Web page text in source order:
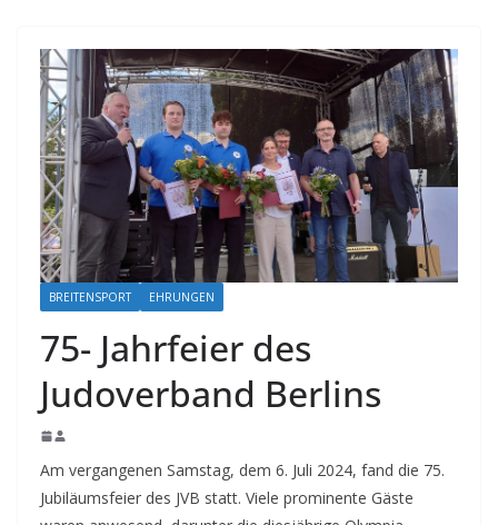
BREITENSPORT EHRUNGEN
75- Jahrfeier des
Judoverband Berlins
Am vergangenen Samstag, dem 6. Juli 2024, fand die 75.
Jubiläumsfeier des JVB statt. Viele prominente Gäste